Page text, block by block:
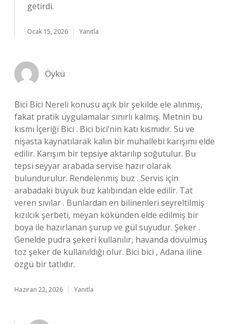
getirdi.
Ocak 15, 2026 Yanıtla
Öykü
Bici Bici Nereli konusu açık bir şekilde ele alınmış,
fakat pratik uygulamalar sınırlı kalmış. Metnin bu
kısmı İçeriği Bici . Bici bici’nin katı kısmıdır. Su ve
nişasta kaynatılarak kalın bir muhallebi karışımı elde
edilir. Karışım bir tepsiye aktarılıp soğutulur. Bu
tepsi seyyar arabada servise hazır olarak
bulundurulur. Rendelenmiş buz . Servis için
arabadaki büyük buz kalıbından elde edilir. Tat
veren sıvılar . Bunlardan en bilinenleri seyreltilmiş
kızılcık şerbeti, meyan kökünden elde edilmiş bir
boya ile hazırlanan şurup ve gül suyudur. Şeker .
Genelde pudra şekeri kullanılır, havanda dövülmüş
toz şeker de kullanıldığı olur. Bici bici , Adana iline
özgü bir tatlıdır.
Haziran 22, 2026 Yanıtla